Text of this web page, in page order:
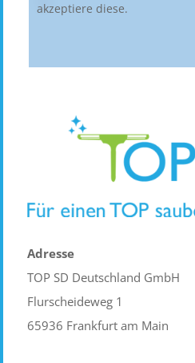
akzeptiere diese.
Adresse
TOP SD Deutschland GmbH
Flurscheideweg 1
65936 Frankfurt am Main